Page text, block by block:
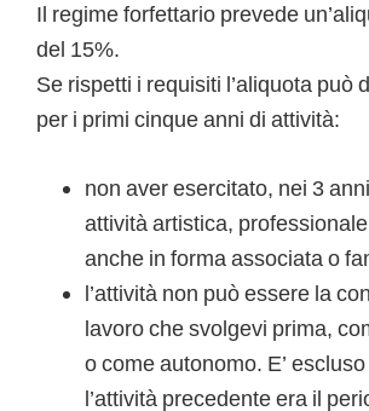
Il regime forfettario prevede
del 15%.
Se rispetti i requisiti l’aliquota può
per i primi cinque anni di attività:
non aver esercitato, nei 3
attività artistica, professionale
anche in forma associata o
l’attività non può essere la
lavoro che svolgevi prima,
o come autonomo. E’
l’attività precedente era il